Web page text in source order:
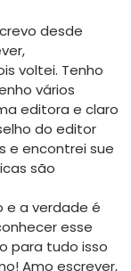
desde
voltei. Tenho
vários
editora e claro
do editor
e encontrei sue
são
e a verdade é
esse
para tudo isso
Amo escrever,